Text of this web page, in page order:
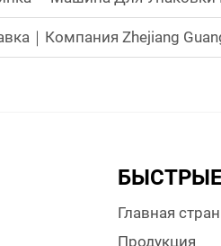
｜Компания Zhejiang Guangchuan
Главная
Продукция